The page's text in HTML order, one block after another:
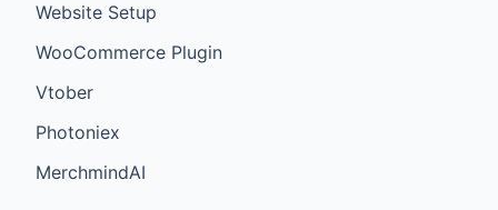
Website Setup
WooCommerce Plugin
Vtober
Photoniex
MerchmindAI